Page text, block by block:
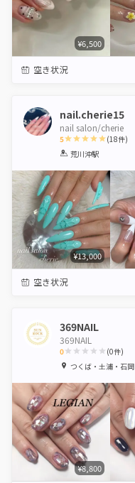
¥6,500
空き状況
nail.cherie15
nail salon/cherie
5
1 2 3 4 5
(18件)
荒川沖駅
¥13,000
空き状況
369NAIL
369NAIL
0
1 2 3 4 5
(0件)
つくば・土浦・石岡
¥8,800